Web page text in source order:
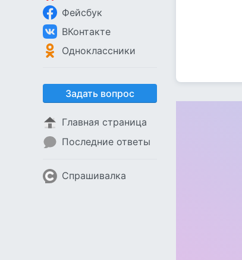
Фейсбук
ВКонтакте
Одноклассники
Задать вопрос
Главная страница
Последние ответы
Спрашивалка